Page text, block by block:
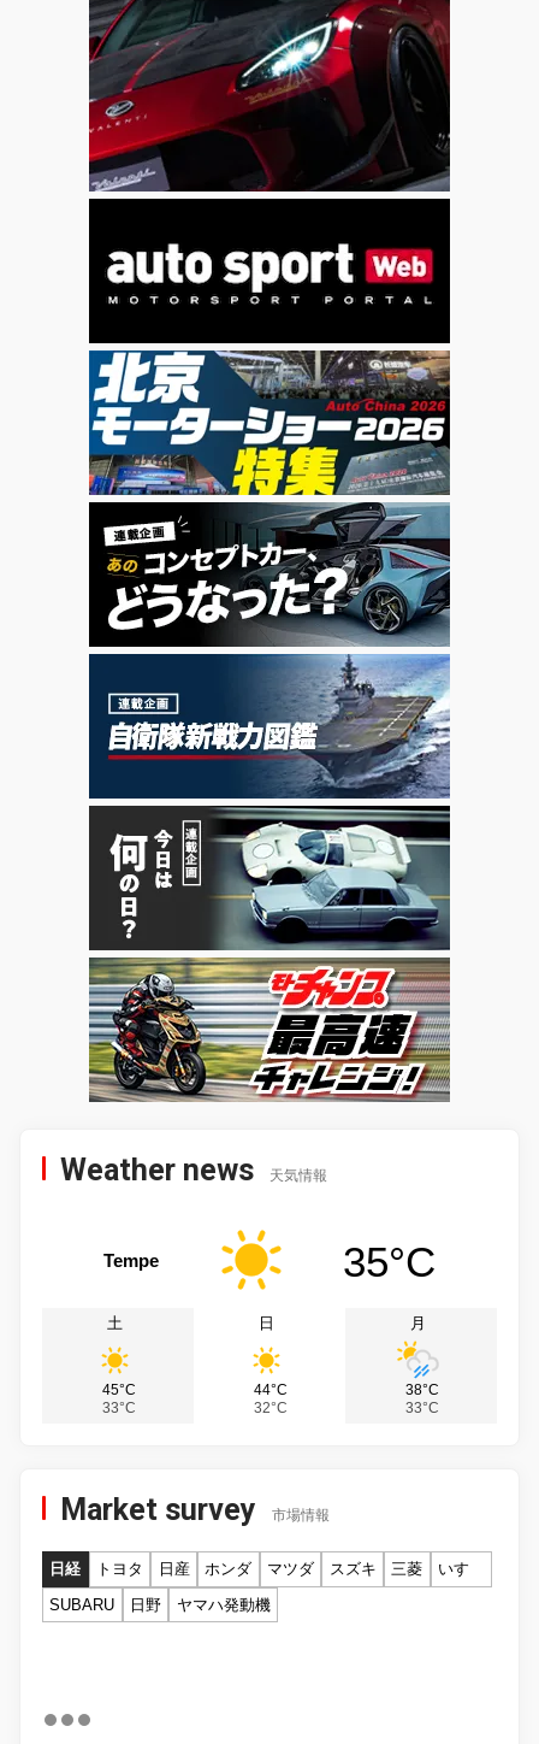
Weather news 天気情報
Tempe 35°C
土
45°C
33°C
日
44°C
32°C
月
38°C
33°C
Market survey 市場情報
日経 トヨタ 日産 ホンダ マツダ スズキ 三菱
いすゞ
SUBARU
日野 ヤマハ発動機